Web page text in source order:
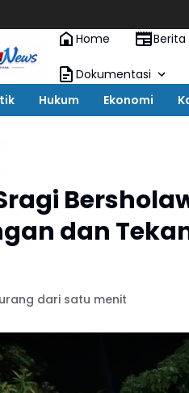
Home
Berita
Dokumentasi
Hukum Ekonomi
dan
dari satu menit